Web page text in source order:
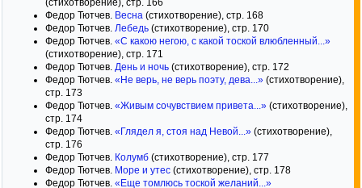
Федор Тютчев. Весна (стихотворение), стр. 168
Федор Тютчев. Лебедь (стихотворение), стр. 170
Федор Тютчев. «С какою негою, с какой тоской влюбленный...»
(стихотворение), стр. 171
Федор Тютчев. День и ночь (стихотворение), стр. 172
Федор Тютчев. «Не верь, не верь поэту, дева...» (стихотворение),
стр. 173
Федор Тютчев. «Живым сочувствием привета...» (стихотворение),
стр. 174
Федор Тютчев. «Глядел я, стоя над Невой...» (стихотворение),
стр. 176
Федор Тютчев. Колумб (стихотворение), стр. 177
Федор Тютчев. Море и утес (стихотворение), стр. 178
Федор Тютчев. «Еще томлюсь тоской желаний...»